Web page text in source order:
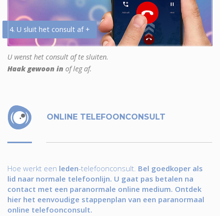
4. U sluit het consult af +
U wenst het consult af te sluiten.
Haak gewoon in of leg af.
ONLINE TELEFOONCONSULT
Hoe werkt een leden-telefoonconsult. Bel goedkoper als
lid naar normale telefoonlijn. U gaat pas betalen na
contact met een paranormale online medium. Ontdek
hier het eenvoudige stappenplan van een paranormaal
online telefoonconsult.